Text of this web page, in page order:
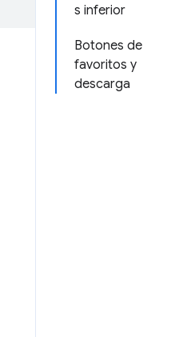
s inferior
Botones de
favoritos y
descarga